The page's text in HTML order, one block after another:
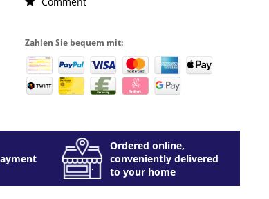
Zahlen Sie bequem mit:
Ordered online,
conveniently delivered
to your home